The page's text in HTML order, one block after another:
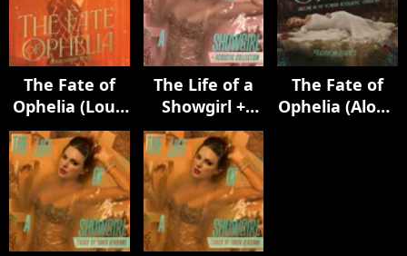
The Fate of
Ophelia (Loud
Luxury Remix)
The Life of a
Showgirl +
Acoustic
Collection
The Fate of
Ophelia (Alone